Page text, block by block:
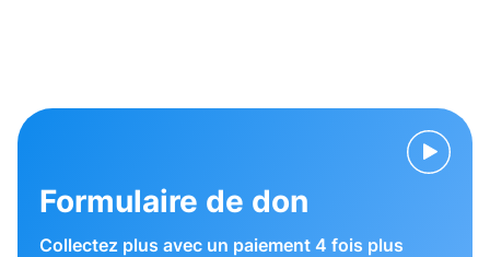
Formulaire de don
Collectez plus avec un paiement 4 fois plus